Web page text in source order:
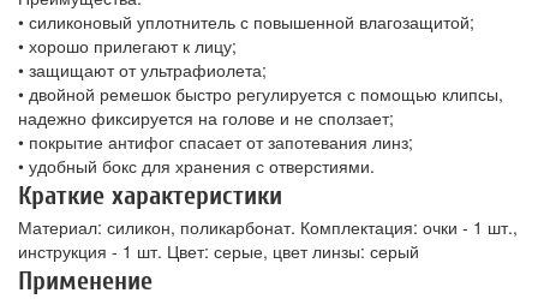
• силиконовый уплотнитель с повышенной влагозащитой;
• хорошо прилегают к лицу;
• защищают от ультрафиолета;
• двойной ремешок быстро регулируется с помощью клипсы,
надежно фиксируется на голове и не сползает;
• покрытие антифог спасает от запотевания линз;
• удобный бокс для хранения с отверстиями.
Краткие характеристики
Материал: силикон, поликарбонат. Комплектация: очки - 1 шт.,
инструкция - 1 шт. Цвет: серые, цвет линзы: серый
Применение